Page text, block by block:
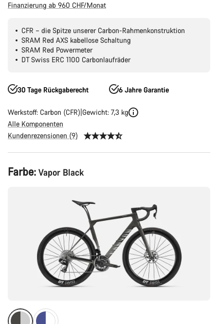
Finanzierung ab 960 CHF/Monat
CFR – die Spitze unserer Carbon-Rahmenkonstruktion
SRAM Red AXS kabellose Schaltung
SRAM Red Powermeter
DT Swiss ERC 1100 Carbonlaufräder
30 Tage Rückgaberecht 6 Jahre Garantie
Werkstoff: Carbon (CFR) Gewicht: 7,3 kg
Alle Komponenten
Kundenrezensionen (9)
Produktkonfiguration
Farbe: Vapor Black